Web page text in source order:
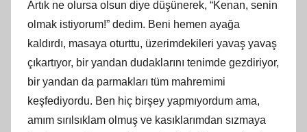
Artık ne olursa olsun diye düşünerek, “Kenan, senin
olmak istiyorum!” dedim. Beni hemen ayağa
kaldırdı, masaya oturttu, üzerimdekileri yavaş yavaş
çıkartıyor, bir yandan dudaklarını tenimde gezdiriyor,
bir yandan da parmakları tüm mahremimi
keşfediyordu. Ben hiç birşey yapmıyordum ama,
amım sırılsıklam olmuş ve kasıklarımdan sızmaya